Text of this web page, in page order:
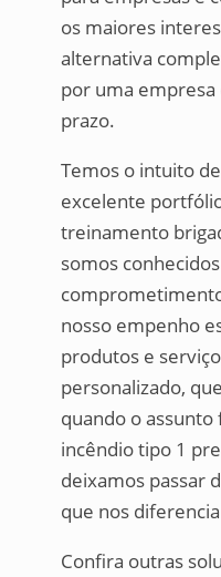
os maiores
alternativa
por uma
prazo.
Temos o intuito
excelente
treinamento
somos
nosso empenho
produtos e
personalizado,
quando o
incêndio tipo 1
deixamos passar
que nos
Confira outras